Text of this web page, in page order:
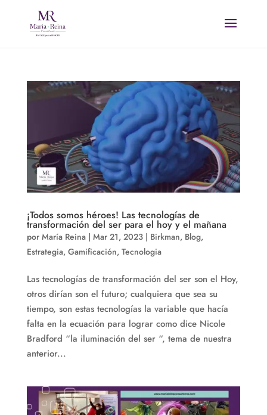
¡Todos somos héroes! Las tecnologías de
transformación del ser para el hoy y el mañana
por María Reina| Mar 21, 2023| Birkman, Blog,
Estrategia, Gamificación, Tecnologia
Las tecnologías de transformación del ser son el Hoy,
otros dirían son el futuro; cualquiera que sea su
tiempo, son estas tecnologías la variable que hacía
falta en la ecuación para lograr como dice Nicole
Bradford “la iluminación del ser “, tema de nuestra
anterior...